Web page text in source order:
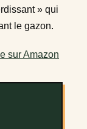
» qui
le gazon.
sur Amazon